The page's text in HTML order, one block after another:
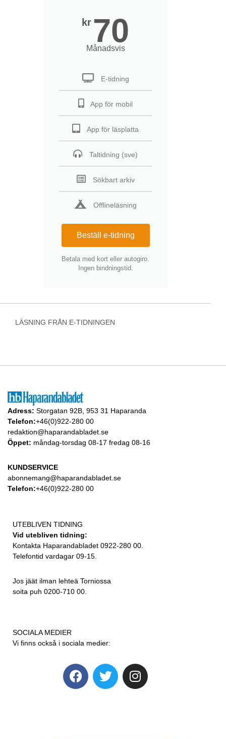
kr 70
Månadsvis
E-tidning
App för mobil
App för läsplatta
Taltidning (sve)
Sökbart arkiv
Offlineläsning
Beställ e-tidning
Betala med kort eller autogiro.
Ingen bindningstid.
LÄSNING FRÅN E-TIDNINGEN
Adress: Storgatan 92B, 953 31 Haparanda
Telefon:+46(0)922-280 00
redaktion@haparandabladet.se
Öppet: måndag-torsdag 08-17 fredag 08-16
KUNDSERVICE
abonnemang@haparandabladet.se
Telefon:+46(0)922-280 00
UTEBLIVEN TIDNING
Vid utebliven tidning:
Kontakta Haparandabladet 0922-280 00.
Telefontid vardagar 09-15.
Jos jäät ilman lehteä Torniossa
soita puh 0200-710 00.
SOCIALA MEDIER
Vi finns också i sociala medier: